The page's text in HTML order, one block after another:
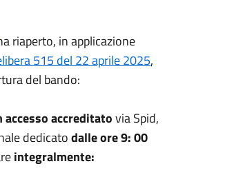
riaperto, in applicazione
515 del 22 aprile 2025,
del bando:
accesso accreditatovia Spid,
dedicatodalle ore 9: 00
integralmente: